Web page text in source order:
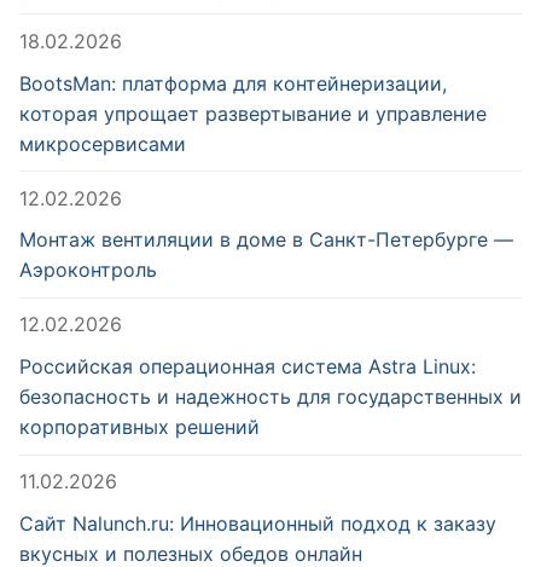
18.02.2026
BootsMan: платформа для контейнеризации,
которая упрощает развертывание и управление
микросервисами
12.02.2026
Монтаж вентиляции в доме в Санкт-Петербурге —
Аэроконтроль
12.02.2026
Российская операционная система Astra Linux:
безопасность и надежность для государственных и
корпоративных решений
11.02.2026
Сайт Nalunch.ru: Инновационный подход к заказу
вкусных и полезных обедов онлайн